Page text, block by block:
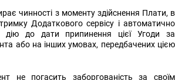
чинності з моменту здійснення Плати, в
Додаткового сервісу і автоматично
до дати припинення цієї Угоди за
або на інших умовах, передбачених цією
не погасить заборгованість за своїм